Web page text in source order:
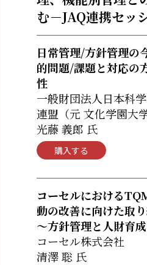
む－JAQ連携セッ
日常管理/方針管理の
的問題/課題と対応の
性
一般財団法人日本科
連盟（元 文化学園大
光藤 義郎 氏
購入する
コーセルにおける
動の改善に向けた取
～方針管理と人財育
コーセル株式会社
清澤 聡 氏